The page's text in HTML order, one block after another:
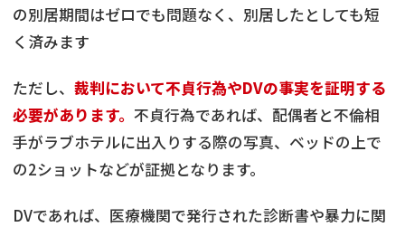
の別居期間はゼロでも問題なく、別居したとしても短
く済みます
ただし、 裁判において不貞行為やDVの事実を証明する
必要があります。 不貞行為であれば、配偶者と不倫相
手がラブホテルに出入りする際の写真、ベッドの上で
の2ショットなどが証拠となります。
DVであれば、医療機関で発行された診断書や暴力に関